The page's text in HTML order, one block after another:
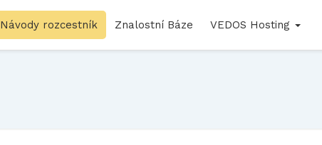
Návody rozcestník Znalostní Báze VEDOS Hosting